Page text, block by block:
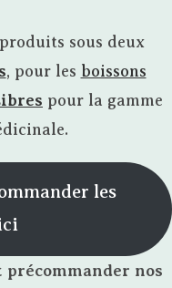
sous deux
, pour les boissons
pour la gamme
les
nos